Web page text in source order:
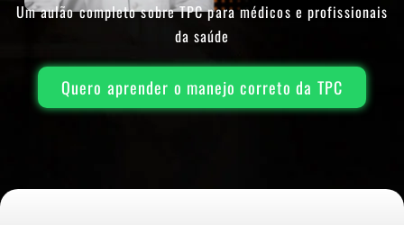
Um aulão completo sobre TPC para médicos e profissionais
da saúde
Quero aprender o manejo correto da TPC